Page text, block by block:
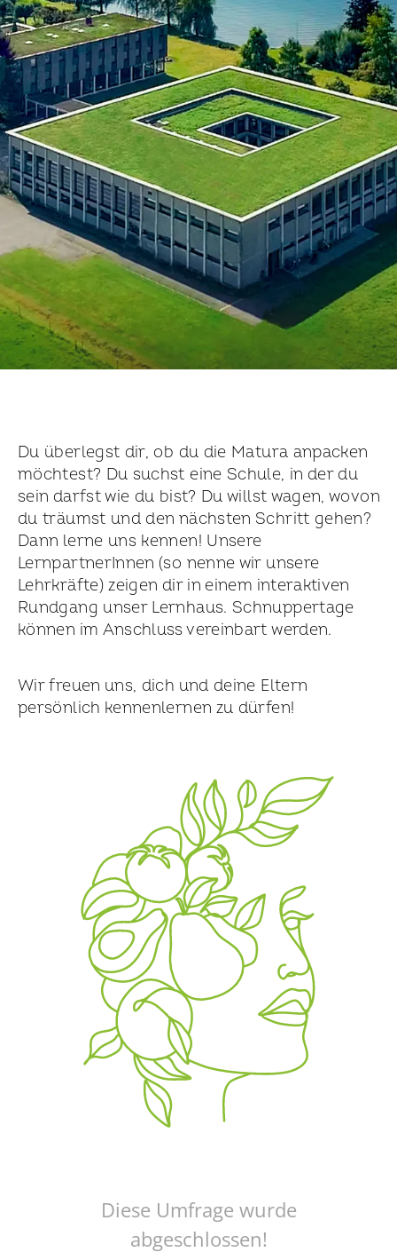
Du überlegst dir, ob du die Matura anpacken
möchtest? Du suchst eine Schule, in der du
sein darfst wie du bist? Du willst wagen, wovon
du träumst und den nächsten Schritt gehen?
Dann lerne uns kennen! Unsere
LernpartnerInnen (so nenne wir unsere
Lehrkräfte) zeigen dir in einem interaktiven
Rundgang unser Lernhaus. Schnuppertage
können im Anschluss vereinbart werden.
Wir freuen uns, dich und deine Eltern
persönlich kennenlernen zu dürfen!